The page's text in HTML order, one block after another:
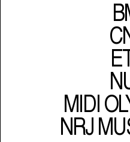
MIDI
NRJ